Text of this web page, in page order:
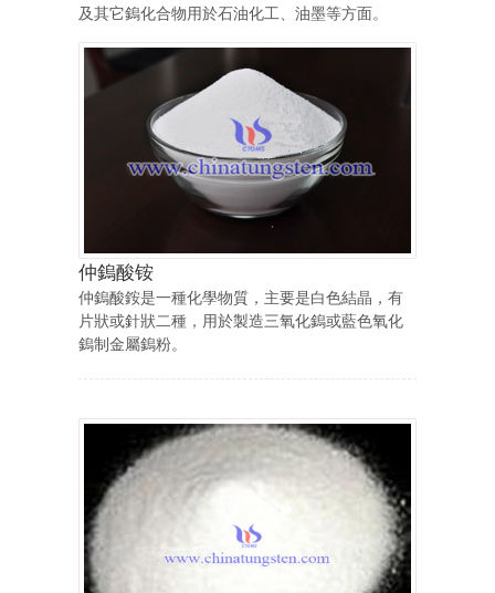
及其它鎢化合物用於石油化工、油墨等方面。
仲鎢酸铵
仲鎢酸銨是一種化學物質，主要是白色結晶，有
片狀或針狀二種，用於製造三氧化鎢或藍色氧化
鎢制金屬鎢粉。